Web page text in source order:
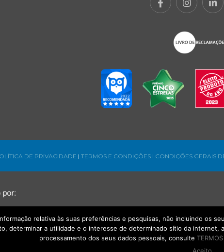
DE PRIVACIDADE | TERMOS E CONDIÇÕES l CONDIÇÕES GERAIS
relativa às suas preferências e pesquisas, não incluindo os
determinar a utilidade e o interesse de determinado sítio da
processamento dos seus dados pessoais, consulte